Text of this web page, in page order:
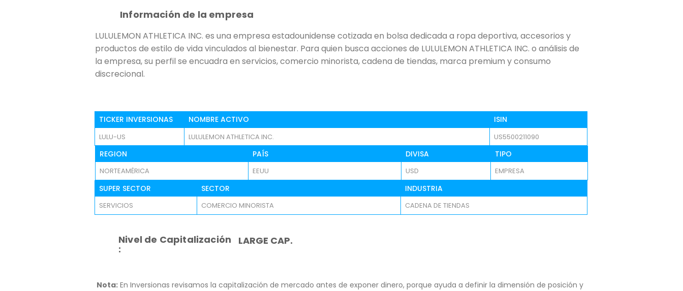
Información de la empresa
LULULEMON ATHLETICA INC. es una empresa estadounidense cotizada en bolsa dedicada a ropa deportiva, accesorios y
productos de estilo de vida vinculados al bienestar. Para quien busca acciones de LULULEMON ATHLETICA INC. o análisis de
la empresa, su perfil se encuadra en servicios, comercio minorista, cadena de tiendas, marca premium y consumo
discrecional.
TICKER INVERSIONAS NOMBRE ACTIVO ISIN
LULU-US LULULEMON ATHLETICA INC. US5500211090
REGION PAÍS DIVISA TIPO
NORTEAMÉRICA EEUU USD EMPRESA
SUPER SECTOR SECTOR INDUSTRIA
SERVICIOS COMERCIO MINORISTA CADENA DE TIENDAS
Nivel de Capitalización
:
LARGE CAP.
Nota: En Inversionas revisamos la capitalización de mercado antes de exponer dinero, porque ayuda a definir la dimensión de posición y